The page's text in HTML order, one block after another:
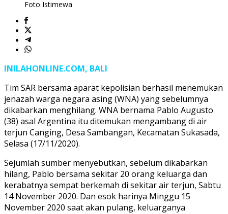
Foto Istimewa
INILAHONLINE.COM, BALI
Tim SAR bersama aparat kepolisian berhasil menemukan
jenazah warga negara asing (WNA) yang sebelumnya
dikabarkan menghilang. WNA bernama Pablo Augusto
(38) asal Argentina itu ditemukan mengambang di air
terjun Canging, Desa Sambangan, Kecamatan Sukasada,
Selasa (17/11/2020).
Sejumlah sumber menyebutkan, sebelum dikabarkan
hilang, Pablo bersama sekitar 20 orang keluarga dan
kerabatnya sempat berkemah di sekitar air terjun, Sabtu
14 November 2020. Dan esok harinya Minggu 15
November 2020 saat akan pulang, keluarganya